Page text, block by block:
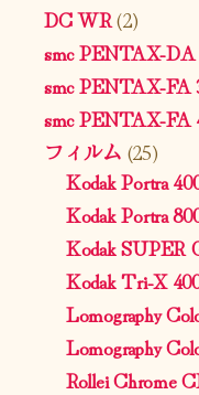
DC WR(2)
smc PENTAX-DA
smc PENTAX-FA
smc PENTAX-FA
フィルム (25)
Kodak Portra
Kodak Portra
Kodak SUPER
Kodak Tri-X
Lomography
Lomography
Rollei Chrome